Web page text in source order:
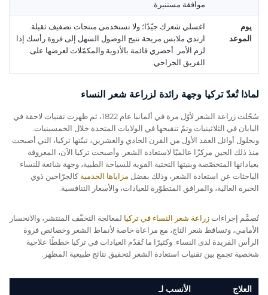
موافقة مستنيرة.
يوم
الموعد
اغسلي شعرك جيّدًا؛ ولا تستخدمي منتجات تصفيف ثقيلة.
ارتدي ملابس مريحة تتيح الوصول السهل إلى فروة رأسك إذا
لزم الأمر. أحضري قائمة بالأدوية والمكمّلات لعرضها على
الفريق الجراحي.
لماذا تُعدّ تركيا وجهة رائدة لزراعة شعر النساء
سُجّلت زراعة الشعر لأوّل مرة في ألمانيا عام 1822، ثم ظهرت تقنيات لاحقة في
اليابان في الثلاثينيات وتمّ تنقيحها في الولايات المتحدة خلال الخمسينيات.
وبحلول أوائل العقد الأول من القرن الحادي والعشرين، تبنّتها تركيا، التي أصبحت
منذ ذلك الحين مركزًا عالميًا لاستعادة الشعر. وأصبحت تركيا الآن، المعروفة
بعياداتها المتخصّصة وبنيتها التحتية القوية للسياحة الطبية، وجهة شائعة للنساء
الباحثات عن استعادة الشعر، وذلك بفضل مزاياها الخدميةكالجرّاحين ذوي
الخبرة العالية، والمرافق المتطوّرة للعيادات، والأسعار التنافسية.
تُصمَّم إجراءات زراعة شعر النساء في تركيا لمعالجة التخفّف المنتشر، والانحسار
الأمامي، وتساقط شعر التاج، مع مراعاة خاصة لأنماط الشعر وخصائص فروة
الرأس الفريدة لدى النساء. وكثيرًا ما تُقدّم العيادات في تركيا خططًا علاجية
شخصية تجمع بين تقنيات استعادة الشعر لتحقيق نتائج طبيعية المظهر.
العلاج الأنسب لـ